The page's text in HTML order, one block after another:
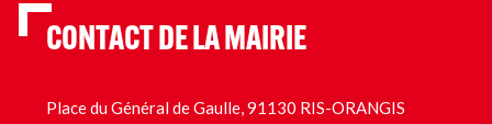
CONTACT DE LA MAIRIE
Place du Général de Gaulle, 91130 RIS-ORANGIS